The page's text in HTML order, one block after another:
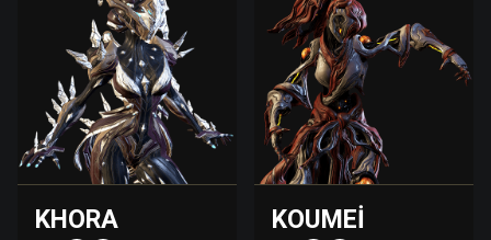
KHORA KOUMEI